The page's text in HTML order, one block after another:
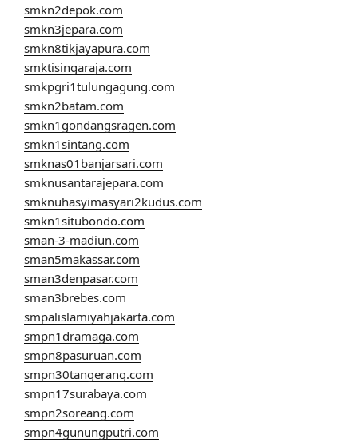
smkn2depok.com
smkn3jepara.com
smkn8tikjayapura.com
smktisingaraja.com
smkpgri1tulungagung.com
smkn2batam.com
smkn1gondangsragen.com
smkn1sintang.com
smknas01banjarsari.com
smknusantarajepara.com
smknuhasyimasyari2kudus.com
smkn1situbondo.com
sman-3-madiun.com
sman5makassar.com
sman3denpasar.com
sman3brebes.com
smpalislamiyahjakarta.com
smpn1dramaga.com
smpn8pasuruan.com
smpn30tangerang.com
smpn17surabaya.com
smpn2soreang.com
smpn4gunungputri.com